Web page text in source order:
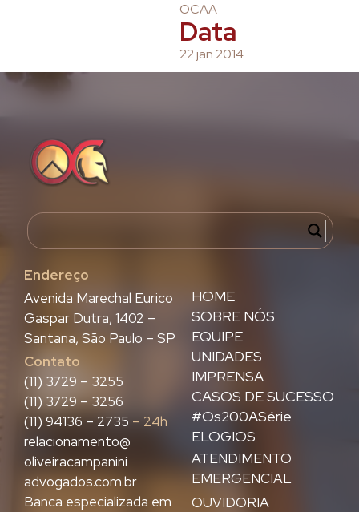
OCAA
Data
22 jan 2014
Endereço
HOME
SOBRE NÓS
EQUIPE
UNIDADES
IMPRENSA
CASOS DE SUCESSO
#Os200ASérie
ELOGIOS
ATENDIMENTO
EMERGENCIAL
OUVIDORIA
Avenida Marechal Eurico
Gaspar Dutra, 1402 –
Santana, São Paulo – SP
Contato
(11) 3729 – 3255
(11) 3729 – 3256
(11) 94136 – 2735 – 24h
relacionamento@
oliveiracampanini
advogados.com.br
Banca especializada em